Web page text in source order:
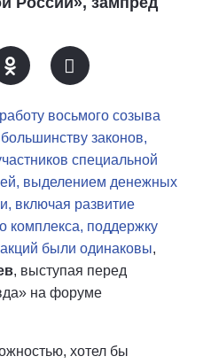
восьмого созыва
законов,
специальной
выделением денежных
включая развитие
комплекса, поддержку
были одинаковы,
, выступая перед
на форуме
хотел бы